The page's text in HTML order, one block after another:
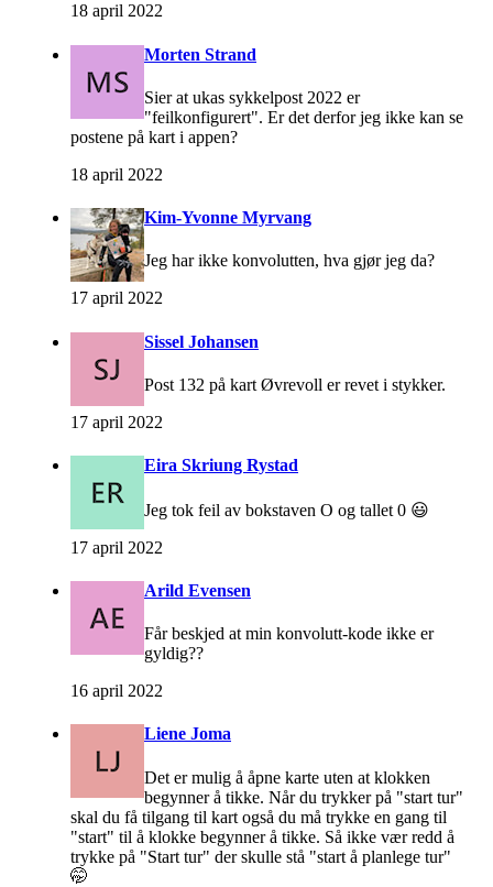
18 april 2022
Morten Strand
Sier at ukas sykkelpost 2022 er
"feilkonfigurert". Er det derfor jeg ikke kan se
postene på kart i appen?
18 april 2022
Kim-Yvonne Myrvang
Jeg har ikke konvolutten, hva gjør jeg da?
17 april 2022
Sissel Johansen
Post 132 på kart Øvrevoll er revet i stykker.
17 april 2022
Eira Skriung Rystad
Jeg tok feil av bokstaven O og tallet 0 😃
17 april 2022
Arild Evensen
Får beskjed at min konvolutt-kode ikke er
gyldig??
16 april 2022
Liene Joma
Det er mulig å åpne karte uten at klokken
begynner å tikke. Når du trykker på "start tur"
skal du få tilgang til kart også du må trykke en gang til
"start" til å klokke begynner å tikke. Så ikke vær redd å
trykke på "Start tur" der skulle stå "start å planlege tur"
🤭